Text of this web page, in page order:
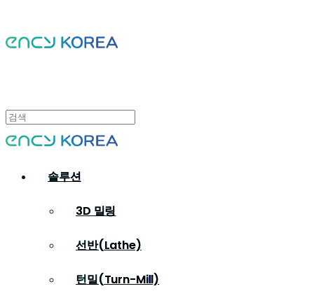
솔루션
3D 밀링
선반(Lathe)
턴밀(Turn-Mill)